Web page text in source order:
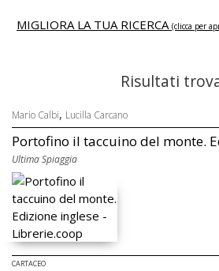
MIGLIORA LA TUA RICERCA (clicca per
Risultati
Mario Calbi, Lucilla Carcano
Portofino il taccuino del monte.
Ultima Spiaggia
CARTACEO